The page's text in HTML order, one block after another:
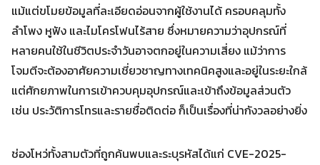
แม้แต่ขโมยข้อมูลที่ละเอียดอ่อนจากผู้ใช้งานได้ ครอบคลุมทั้ง
ลำโพง หูฟัง และไมโครโฟนไร้สาย ซึ่งหมายความว่าอุปกรณ์ที่
หลายคนใช้ในชีวิตประจำวันอาจตกอยู่ในความเสี่ยง แม้ว่าการ
โจมตีจะต้องอาศัยความเชี่ยวชาญทางเทคนิคสูงและอยู่ในระยะใกล้
แต่ศักยภาพในการเข้าควบคุมอุปกรณ์และเข้าถึงข้อมูลส่วนตัว
เช่น ประวัติการโทรและรายชื่อติดต่อ ก็เป็นเรื่องที่น่ากังวลอย่างยิ่ง
ช่องโหว่ทั้งสามตัวที่ถูกค้นพบและระบุรหัสได้แก่ CVE-2025-